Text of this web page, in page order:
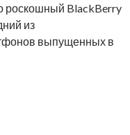
роскошный BlackBerry
из
выпущенных в
P’9981 Porsche Design